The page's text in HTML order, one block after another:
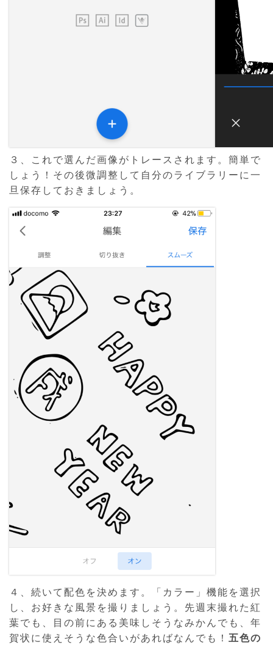
３、これで選んだ画像がトレースされます。簡単で
しょう！その後微調整して自分のライブラリーに一
旦保存しておきましょう。
４、続いて配色を決めます。「カラー」機能を選択
し、お好きな風景を撮りましょう。先週末撮れた紅
葉でも、目の前にある美味しそうなみかんでも、年
賀状に使えそうな色合いがあればなんでも！ 五色の